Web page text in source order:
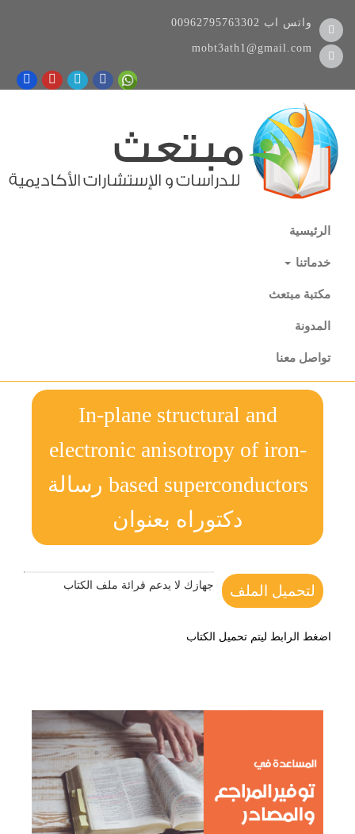
00962795763302 واتس اب
mobt3ath1@gmail.com
الرئيسية
خدماتنا
مكتبة مبتعث
المدونة
تواصل معنا
In-plane structural and
electronic anisotropy of iron-
based superconductors رسالة
دكتوراه بعنوان
لتحميل الملف جهازك لا يدعم قرائة ملف الكتاب
اضغط الرابط ليتم تحميل الكتاب